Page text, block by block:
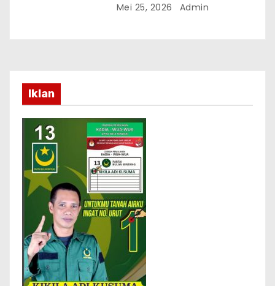
Mei 25, 2026 Admin
Iklan